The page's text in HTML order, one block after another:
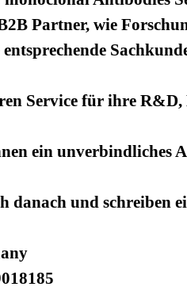
Partner, wie
Service für ihre
ein unverbindliches
danach und schreiben